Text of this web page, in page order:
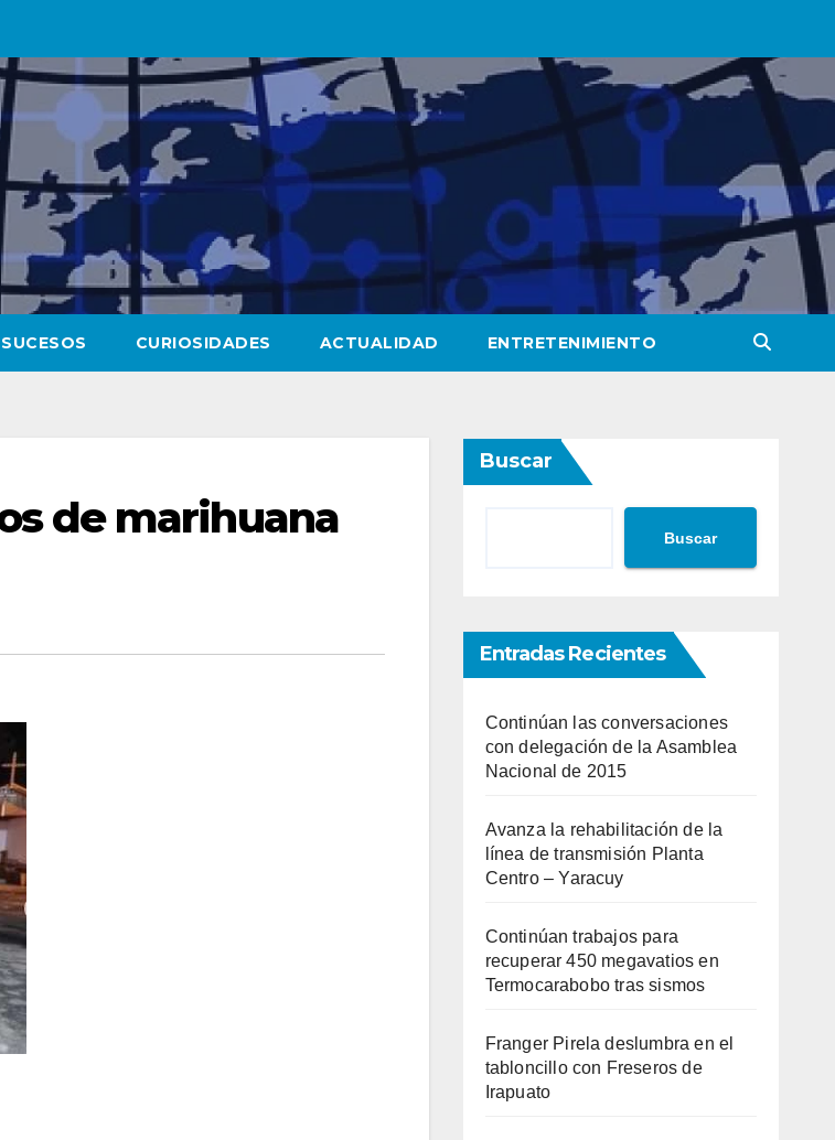
SUCESOS CURIOSIDADES ACTUALIDAD ENTRETENIMIENTO
de marihuana
Buscar
Buscar
Entradas Recientes
Continúan las conversaciones
con delegación de la Asamblea
Nacional de 2015
Avanza la rehabilitación de la
línea de transmisión Planta
Centro – Yaracuy
Continúan trabajos para
recuperar 450 megavatios en
Termocarabobo tras sismos
Franger Pirela deslumbra en el
tabloncillo con Freseros de
Irapuato